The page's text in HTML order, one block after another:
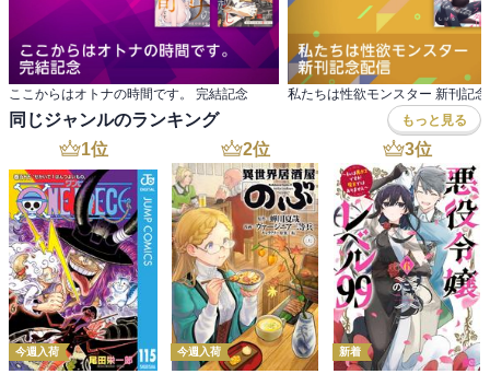
ここからはオトナの時間です。 完結記念 私たちは性欲モンスター 新刊記
同じジャンルのランキング もっと見る
1位
今週入荷
2位
今週入荷
3位
新着